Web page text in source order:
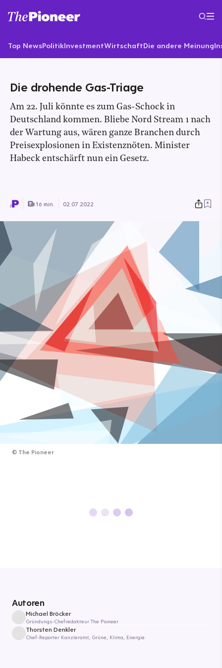
Top NewsPolitikInvestmentWirtschaftDie andere Meinung
Die drohende Gas-Triage
Am 22. Juli könnte es zum Gas-Schock in
Deutschland kommen. Bliebe Nord Stream 1 nach
der Wartung aus, wären ganze Branchen durch
Preisexplosionen in Existenznöten. Minister
Habeck entschärft nun ein Gesetz.
16 min. 02.07.2022
© The Pioneer
Autoren
Michael Bröcker
Gründungs-Chefredakteur The Pioneer
Thorsten Denkler
Chef-Reporter Kanzleramt, Grüne, Klima, Energie.